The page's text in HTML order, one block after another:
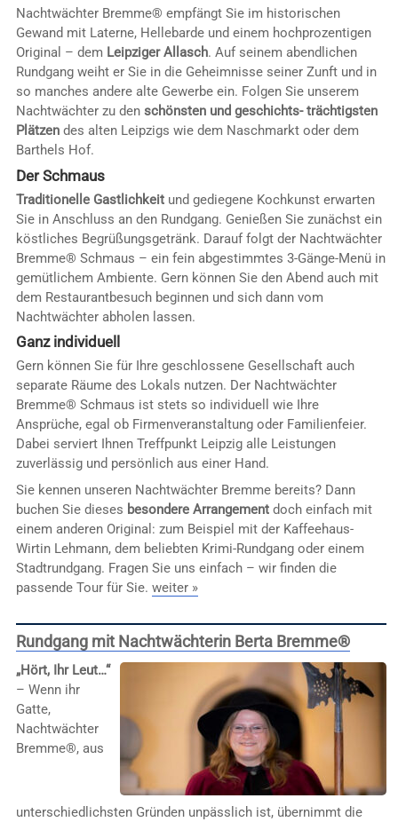
Nachtwächter Bremme® empfängt Sie im historischen
Gewand mit Laterne, Hellebarde und einem hochprozentigen
Original – dem Leipziger Allasch. Auf seinem abendlichen
Rundgang weiht er Sie in die Geheimnisse seiner Zunft und in
so manches andere alte Gewerbe ein. Folgen Sie unserem
Nachtwächter zu den schönsten und geschichts- trächtigsten
Plätzendes alten Leipzigs wie dem Naschmarkt oder dem
Barthels Hof.
Der Schmaus
Traditionelle Gastlichkeitund gediegene Kochkunst erwarten
Sie in Anschluss an den Rundgang. Genießen Sie zunächst ein
köstliches Begrüßungsgetränk. Darauf folgt der Nachtwächter
Bremme® Schmaus – ein fein abgestimmtes 3-Gänge-Menü in
gemütlichem Ambiente. Gern können Sie den Abend auch mit
dem Restaurantbesuch beginnen und sich dann vom
Nachtwächter abholen lassen.
Ganz individuell
Gern können Sie für Ihre geschlossene Gesellschaft auch
separate Räume des Lokals nutzen. Der Nachtwächter
Bremme® Schmaus ist stets so individuell wie Ihre
Ansprüche, egal ob Firmenveranstaltung oder Familienfeier.
Dabei serviert Ihnen Treffpunkt Leipzig alle Leistungen
zuverlässig und persönlich aus einer Hand.
Sie kennen unseren Nachtwächter Bremme bereits? Dann
buchen Sie dieses besondere Arrangementdoch einfach mit
einem anderen Original: zum Beispiel mit der Kaffeehaus-
Wirtin Lehmann, dem beliebten Krimi-Rundgang oder einem
Stadtrundgang. Fragen Sie uns einfach – wir finden die
passende Tour für Sie. weiter »
Rundgang mit Nachtwächterin Berta Bremme®
„Hört, Ihr Leut…“
– Wenn ihr
Gatte,
Nachtwächter
Bremme®, aus
unterschiedlichsten Gründen unpässlich ist, übernimmt die